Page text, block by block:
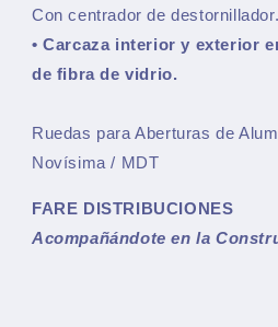
Con centrador de destornillador.
• Carcaza interior y exterior
de fibra de vidrio.
Ruedas para Aberturas de
Novísima / MDT
FARE DISTRIBUCIONES
Acompañándote en la